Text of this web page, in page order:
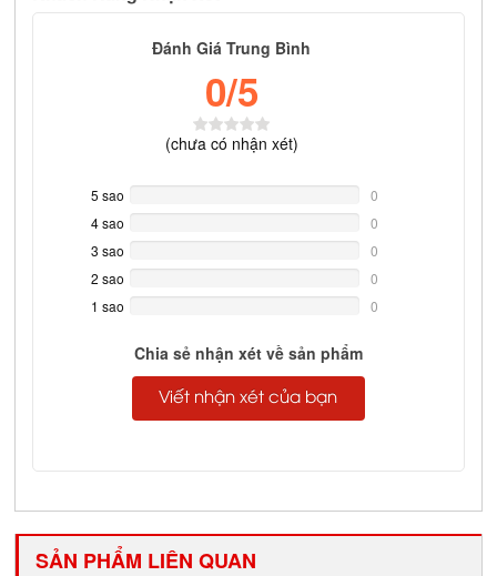
Đánh Giá Trung Bình
0/5
(chưa có nhận xét)
5 sao
Complete
0
4 sao
Complete
0
3 sao
Complete
0
2 sao
Complete
0
1 sao
0
Chia sẻ nhận xét về sản phẩm
Viết nhận xét của bạn
SẢN PHẨM LIÊN QUAN